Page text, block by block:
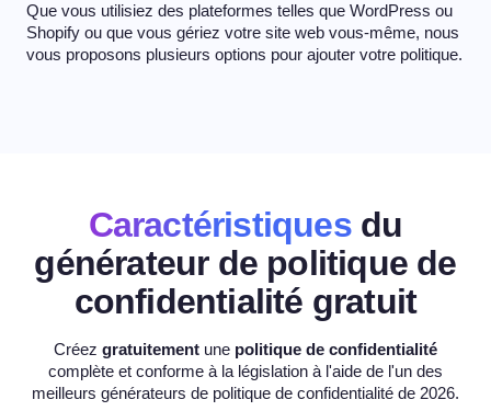
Que vous utilisiez des plateformes telles que WordPress ou
Shopify ou que vous gériez votre site web vous-même, nous
vous proposons plusieurs options pour ajouter votre politique.
Caractéristiquesdu
générateur de politique de
confidentialité gratuit
Créez gratuitement une politique de confidentialité
complète et conforme à la législation à l'aide de l'un des
meilleurs générateurs de politique de confidentialité de 2026.